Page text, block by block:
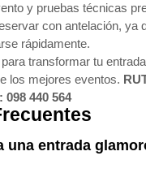
y pruebas técnicas
con antelación, ya
rápidamente.
transformar tu
los mejores eventos.
098 440 564
una entrada